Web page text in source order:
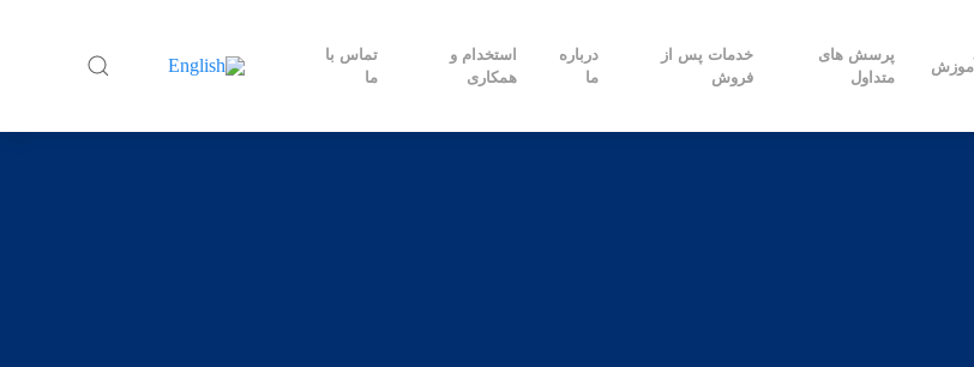
پرسش های
متداول
خدمات پس از
فروش
درباره
ما
استخدام و
همکاری
تماس با
ما